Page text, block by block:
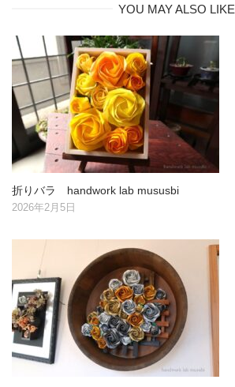
YOU MAY ALSO LIKE
折りバラ handwork lab mususbi
2026年2月5日